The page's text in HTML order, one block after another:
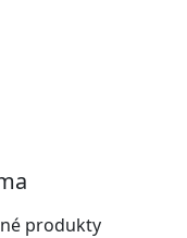
produkty